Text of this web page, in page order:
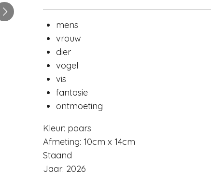
mens
vrouw
dier
vogel
vis
fantasie
ontmoeting
Kleur: paars
Afmeting: 10cm x 14cm
Staand
Jaar: 2026